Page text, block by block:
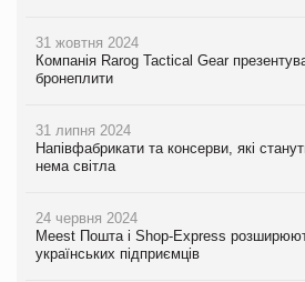
31 жовтня 2024
Компанія Rarog Tactical Gear
бронеплити
31 липня 2024
Напівфабрикати та консерви, які
нема світла
24 червня 2024
Meest Пошта і Shop-Express
українських підприємців